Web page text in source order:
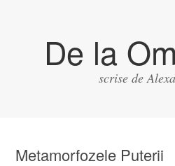
De la
scrise de
Metamorfozele Puterii